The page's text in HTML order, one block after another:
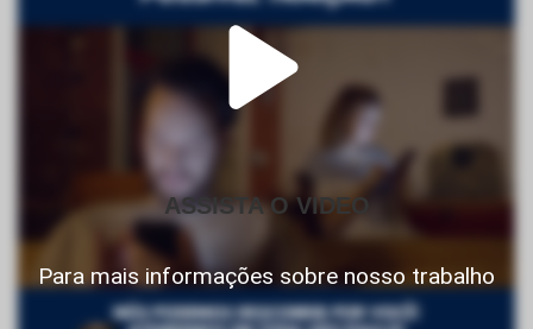
ASSISTA O VIDEO
Para mais informações sobre nosso trabalho